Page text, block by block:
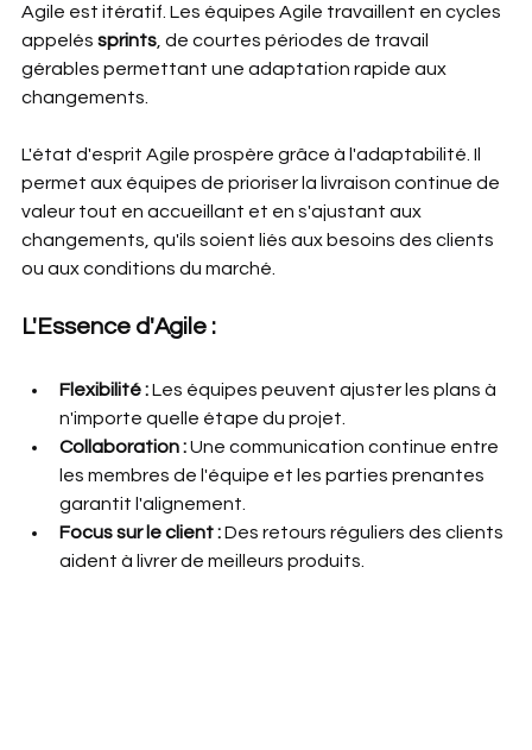
Agile est itératif. Les équipes Agile travaillent en cycles
appelés sprints , de courtes périodes de travail
gérables permettant une adaptation rapide aux
changements.
L'état d'esprit Agile prospère grâce à l'adaptabilité. Il
permet aux équipes de prioriser la livraison continue de
valeur tout en accueillant et en s'ajustant aux
changements, qu'ils soient liés aux besoins des clients
ou aux conditions du marché.
L'Essence d'Agile :
Flexibilité : Les équipes peuvent ajuster les plans à
n'importe quelle étape du projet.
Collaboration : Une communication continue entre
les membres de l'équipe et les parties prenantes
garantit l'alignement.
Focus sur le client : Des retours réguliers des clients
aident à livrer de meilleurs produits.